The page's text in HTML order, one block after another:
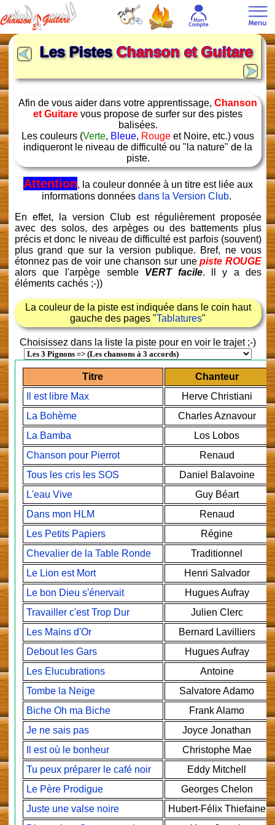
Les PistesChanson et Guitare
Afin de vous aider dans votre apprentissage,Chanson
et Guitare vous propose de surfer sur des pistes
balisées.
Les couleurs (Verte, Bleue, Rouge et Noire, etc.) vous
indiqueront le niveau de difficulté ou "la nature" de la
piste.
Attention, la couleur donnée à un titre est liée aux
informations donnéesdans la Version Club.
En effet, la version Club est régulièrement proposée
avec des solos, des arpèges ou des battements plus
précis et donc le niveau de difficulté est parfois (souvent)
plus grand que sur la version publique. Bref, ne vous
étonnez pas de voir une chanson sur unepiste ROUGE
alors que l'arpège semble VERT facile. ll y a des
éléments cachés ;-))
La couleur de la piste est indiquée dans le coin haut
gauche des pages "Tablatures"
Choisissez dans la liste la piste pour en voir le trajet ;-)
Titre
Chanteur
Il est libre Max
Herve Christiani
La Bohème
Charles Aznavour
La Bamba
Los Lobos
Chanson pour Pierrot
Renaud
Tous les cris les SOS
Daniel Balavoine
L'eau Vive
Guy Béart
Dans mon HLM
Renaud
Les Petits Papiers
Régine
Chevalier de la Table Ronde
Traditionnel
Le Lion est Mort
Henri Salvador
Le bon Dieu s'énervait
Hugues Aufray
Travailler c'est Trop Dur
Julien Clerc
Les Mains d'Or
Bernard Lavilliers
Debout les Gars
Hugues Aufray
Les Elucubrations
Antoine
Tombe la Neige
Salvatore Adamo
Biche Oh ma Biche
Frank Alamo
Je ne sais pas
Joyce Jonathan
Il est où le bonheur
Christophe Mae
Tu peux préparer le café noir
Eddy Mitchell
Le Père Prodigue
Georges Chelon
Juste une valse noire
Hubert-Félix Thiefaine